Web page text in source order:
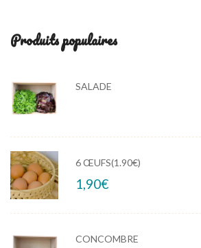
Produits populaires
SALADE
6 ŒUFS(1.90€)
1,90€
CONCOMBRE